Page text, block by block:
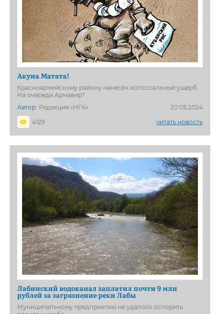
Акуна Матата!
Красноармейскому району нанесён колоссальный ущерб.
На очереди Армавир?
Автор: Редакция «НГК»
20.05.2024
4129
читать новость
Лабинский водоканал заплатил почти 9 млн
рублей за загрязнение реки Лабы
Муниципальному предприятию не удалось оспорить